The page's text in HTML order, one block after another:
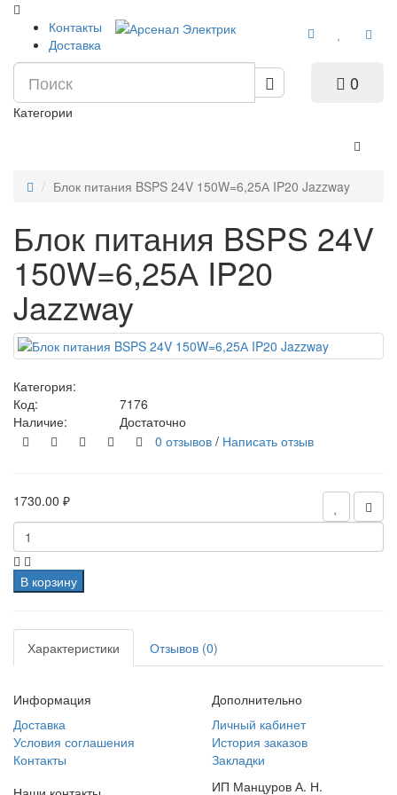
Контакты
Доставка
0
Категории
Блок питания BSPS 24V 150W=6,25А IP20 Jazzway
Блок питания BSPS 24V
150W=6,25А IP20
Jazzway
Категория:
Код:
7176
Наличие:
Достаточно
0 отзывов / Написать отзыв
1730.00 ₽
В корзину
Характеристики Отзывов (0)
Информация
Доставка
Условия соглашения
Контакты
Дополнительно
Личный кабинет
История заказов
Закладки
ИП Манцуров А. Н.